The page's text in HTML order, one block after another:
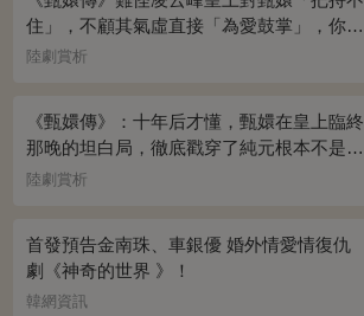
住」，不顧其氣虛直接「為愛鼓掌」，你看
桌上放的啥？簡直一目了然
陸劇賞析
《甄嬛傳》：十年后才懂，甄嬛在皇上臨終
那晚的坦白局，徹底戳穿了純元根本不是被
宜修害死的真相！
陸劇賞析
首發預告金南珠、車銀優 婚外情愛情復仇
劇《神奇的世界 》！
韓網資訊